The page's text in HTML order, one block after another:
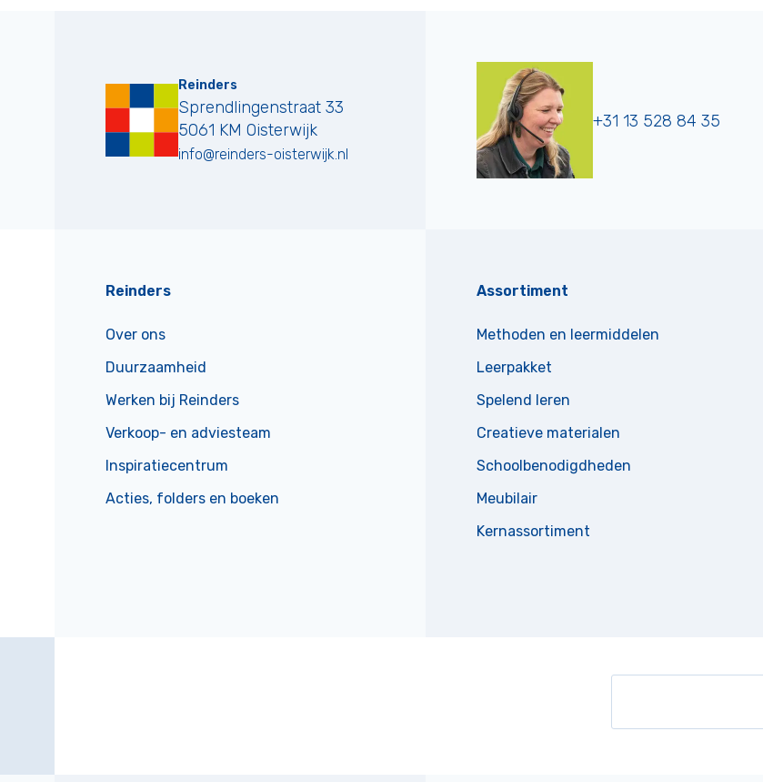
Reinders
Sprendlingenstraat 33
5061 KM Oisterwijk
info@reinders-oisterwijk.nl
+31 13 528 84 35
Reinders
Over ons
Duurzaamheid
Werken bij Reinders
Verkoop- en adviesteam
Inspiratiecentrum
Acties, folders en boeken
Assortiment
Methoden en leermiddelen
Leerpakket
Spelend leren
Creatieve materialen
Schoolbenodigdheden
Meubilair
Kernassortiment